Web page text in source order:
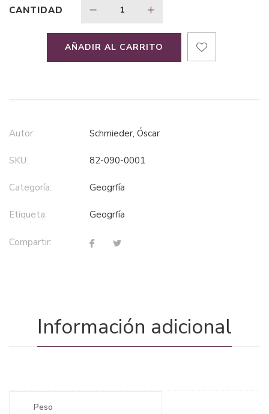
CANTIDAD
AÑADIR AL CARRITO
Autor: Schmieder, Óscar
SKU: 82-090-0001
Categoría: geogrfía
Etiqueta: geogrfía
Compartir:
Información adicional
Peso